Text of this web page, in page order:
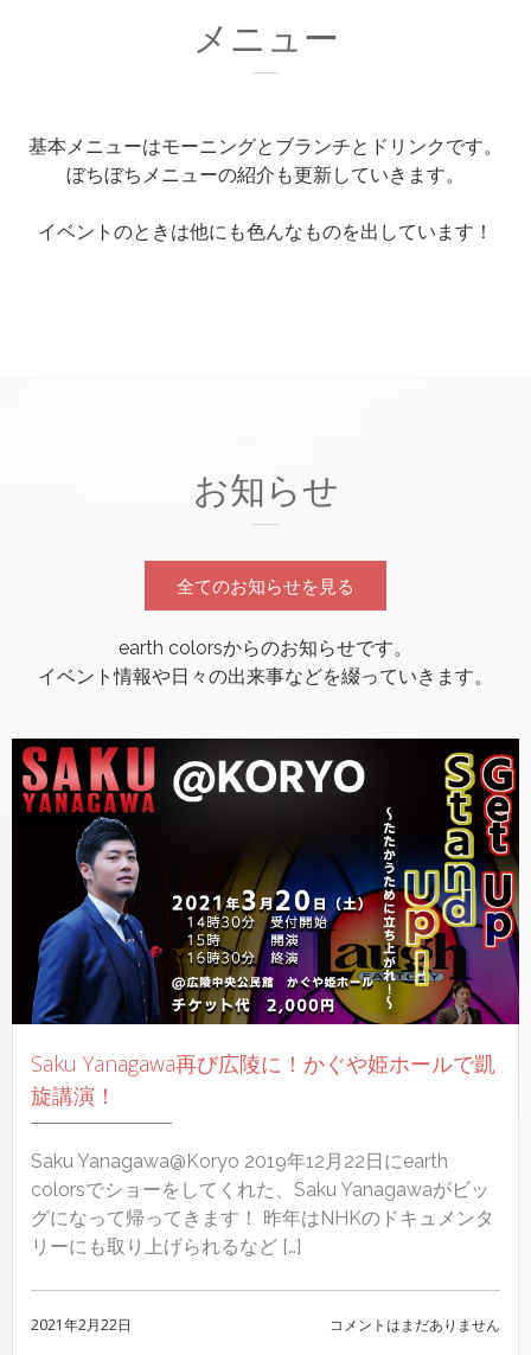
メニュー
基本メニューはモーニングとブランチとドリンクです。
ぼちぼちメニューの紹介も更新していきます。
イベント のときは他にも色んなものを出しています！
お知らせ
全てのお知らせを見る
earth colorsからのお知らせです。
イベント情報や日々の出来事などを綴っていきます。
Saku Yanagawa再び広陵に！かぐや姫ホールで凱
旋講演！
Saku Yanagawa@Koryo 2019年12月22日にearth
colorsでショーをしてくれた、Saku Yanagawaがビッ
グになって帰ってきます！ 昨年はNHKのドキュメンタ
リーにも取り上げられるなど […]
2021年2月22日
SAKU
コメントはまだありません